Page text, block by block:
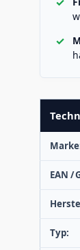
EAN /
Typ: